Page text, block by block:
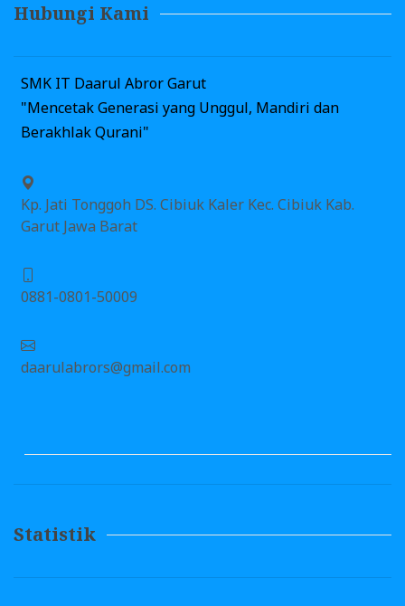
Hubungi Kami
SMK IT Daarul Abror Garut
"Mencetak Generasi yang Unggul, Mandiri dan
Berakhlak Qurani"
Kp. Jati Tonggoh DS. Cibiuk Kaler Kec. Cibiuk Kab.
Garut Jawa Barat
0881-0801-50009
daarulabrors@gmail.com
Statistik